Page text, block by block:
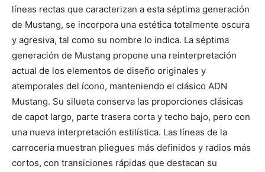
líneas rectas que caracterizan a esta séptima generación
de Mustang, se incorpora una estética totalmente oscura
y agresiva, tal como su nombre lo indica. La séptima
generación de Mustang propone una reinterpretación
actual de los elementos de diseño originales y
atemporales del ícono, manteniendo el clásico ADN
Mustang. Su silueta conserva las proporciones clásicas
de capot largo, parte trasera corta y techo bajo, pero con
una nueva interpretación estilística. Las líneas de la
carrocería muestran pliegues más definidos y radios más
cortos, con transiciones rápidas que destacan su